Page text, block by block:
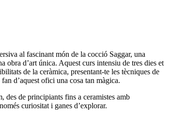
al fascinant món de la cocció Saggar, una
obra d’art única. Aquest curs intensiu de tres dies et
de la ceràmica, presentant-te les tècniques de
d’aquest ofici una cosa tan màgica.
des de principiants fins a ceramistes amb
curiositat i ganes d’explorar.